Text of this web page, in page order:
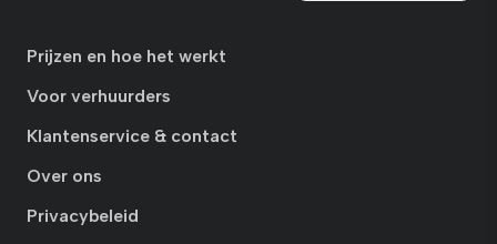
Prijzen en hoe het werkt
Voor verhuurders
Klantenservice & contact
Over ons
Privacybeleid